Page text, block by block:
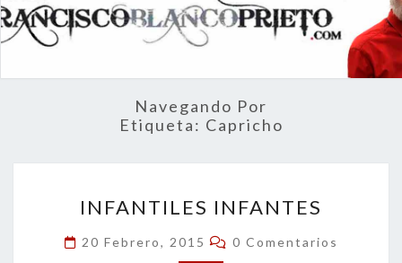
DE
BREVE
RECORRIDO
VITAL Y
ACTUALIDAD
Navegando Por
Etiqueta: Capricho
INFANTES
INFANTILES INFANTES
20 Febrero, 2015 Comentarios
0 Comentarios